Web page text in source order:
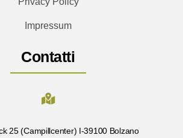
Impressum
Contatti
25 (Campillcenter) I-39100 Bolzano